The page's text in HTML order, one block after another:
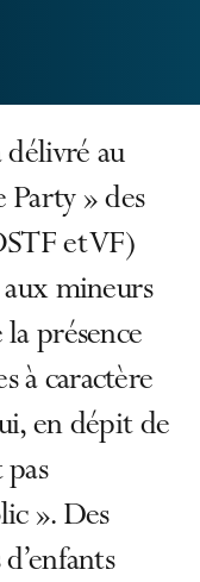
au
Party » des
et VF)
mineurs
présence
à caractère
en dépit de
». Des